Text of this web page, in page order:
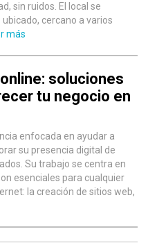
sin ruidos. El local se
cercano a varios
más
soluciones
tu negocio en
enfocada en ayudar a
su presencia digital de
Su trabajo se centra en
esenciales para cualquier
la creación de sitios web,